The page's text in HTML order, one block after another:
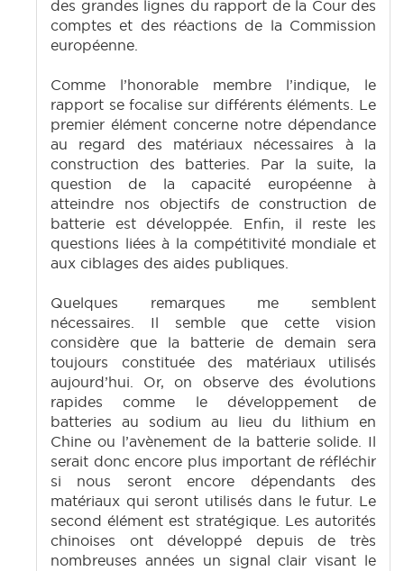
des grandes lignes du rapport de la Cour des
comptes et des réactions de la Commission
européenne.
Comme l’honorable membre l’indique, le
rapport se focalise sur différents éléments. Le
premier élément concerne notre dépendance
au regard des matériaux nécessaires à la
construction des batteries. Par la suite, la
question de la capacité européenne à
atteindre nos objectifs de construction de
batterie est développée. Enfin, il reste les
questions liées à la compétitivité mondiale et
aux ciblages des aides publiques.
Quelques remarques me semblent
nécessaires. Il semble que cette vision
considère que la batterie de demain sera
toujours constituée des matériaux utilisés
aujourd’hui. Or, on observe des évolutions
rapides comme le développement de
batteries au sodium au lieu du lithium en
Chine ou l’avènement de la batterie solide. Il
serait donc encore plus important de réfléchir
si nous seront encore dépendants des
matériaux qui seront utilisés dans le futur. Le
second élément est stratégique. Les autorités
chinoises ont développé depuis de très
nombreuses années un signal clair visant le